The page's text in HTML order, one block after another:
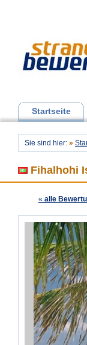
Startseite
Sie sind hier: »
Fihalhohi
« alle